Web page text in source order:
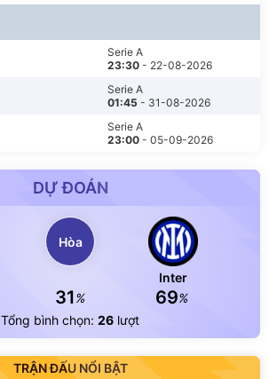
Serie A
23:30- 22-08-2026
Serie A
01:45 - 31-08-2026
Serie A
23:00- 05-09-2026
DỰ ĐOÁN
Hòa
Inter
31% 69%
Tổng bình chọn: 26 lượt
TRẬN ĐẤU NỔI BẬT